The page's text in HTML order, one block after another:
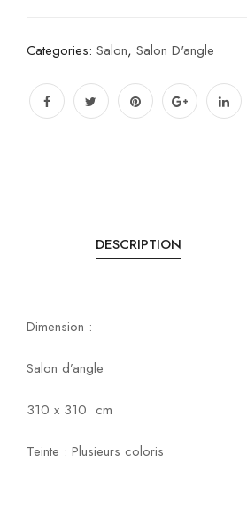
Categories: Salon, Salon D'angle
DESCRIPTION
Dimension :
Salon d’angle
310 x 310 cm
Teinte : Plusieurs coloris